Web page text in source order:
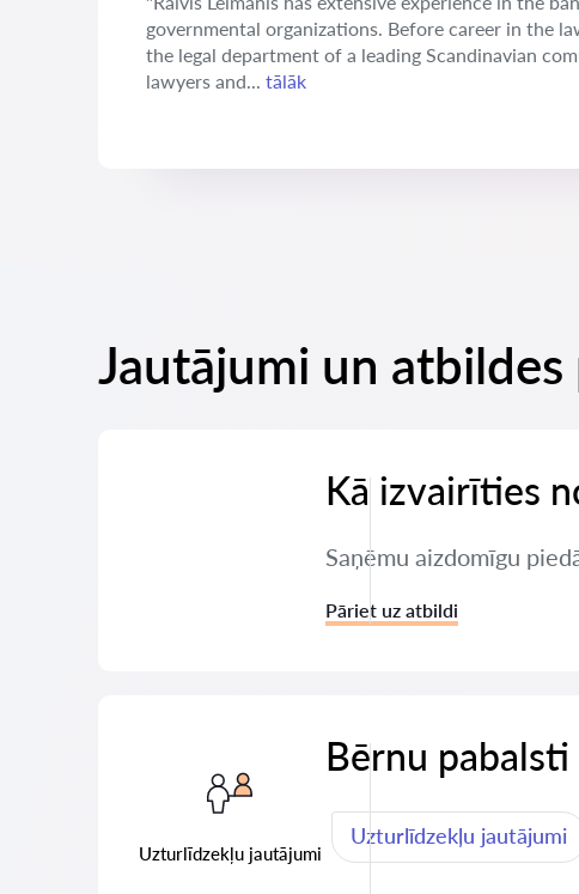
governmental organizations. Before career in the
the legal department of a leading Scandinavian
lawyers and... tālāk
Jautājumi un atbildes
Kā izvairīties
Saņēmu aizdomīgu
Pāriet uz atbildi
Uzturlīdzekļu jautājumi
Bērnu pabalsti
Uzturlīdzekļu jautājumi